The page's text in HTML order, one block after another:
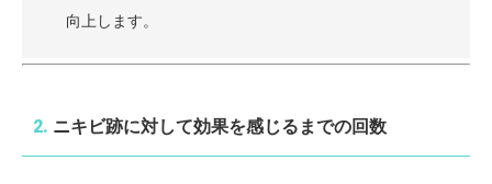
向上します。
2. ニキビ跡に対して効果を感じるまでの回数